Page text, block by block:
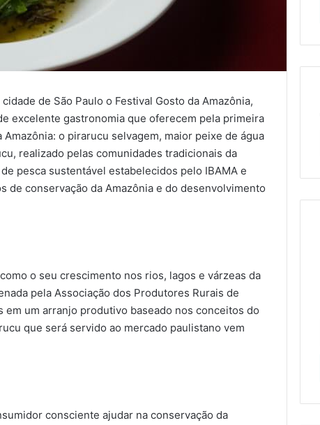
de São Paulo o Festival Gosto da Amazônia,
excelente gastronomia que oferecem pela primeira
o pirarucu selvagem, maior peixe de água
realizado pelas comunidades tradicionais da
pesca sustentável estabelecidos pelo IBAMA e
conservação da Amazônia e do desenvolvimento
o seu crescimento nos rios, lagos e várzeas da
pela Associação dos Produtores Rurais de
em um arranjo produtivo baseado nos conceitos do
que será servido ao mercado paulistano vem
consciente ajudar na conservação da